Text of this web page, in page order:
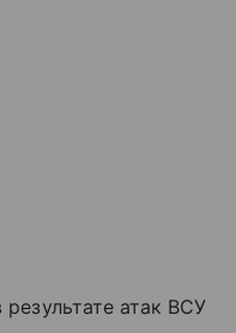
атак ВСУ